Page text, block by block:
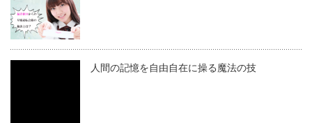
人間の記憶を自由自在に操る魔法の技